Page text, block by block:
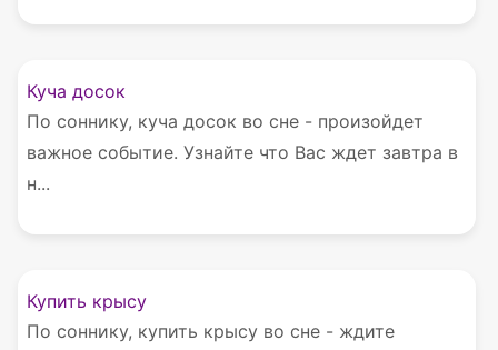
Куча досок
По соннику, куча досок во сне - произойдет
важное событие. Узнайте что Вас ждет завтра в
н...
Купить крысу
По соннику, купить крысу во сне - ждите